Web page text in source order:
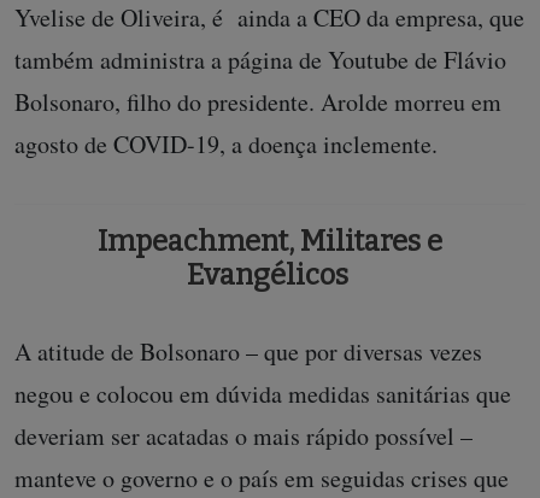
Yvelise de Oliveira, é ainda a CEO da empresa, que
também administra a página de Youtube de Flávio
Bolsonaro, filho do presidente. Arolde morreu em
agosto de COVID-19, a doença inclemente.
Impeachment, Militares e
Evangélicos
A atitude de Bolsonaro – que por diversas vezes
negou e colocou em dúvida medidas sanitárias que
deveriam ser acatadas o mais rápido possível –
manteve o governo e o país em seguidas crises que